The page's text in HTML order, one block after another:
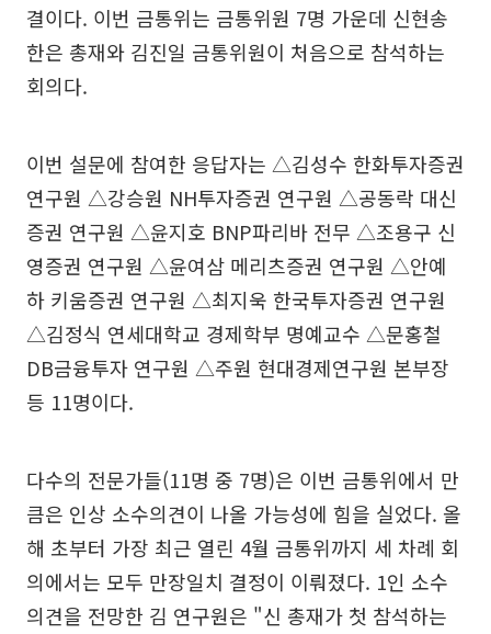
결이다. 이번 금통위는 금통위원 7명 가운데 신현송
한은 총재와 김진일 금통위원이 처음으로 참석하는
회의다.
이번 설문에 참여한 응답자는 △김성수 한화투자증권
연구원 △강승원 NH투자증권 연구원 △공동락 대신
증권 연구원 △윤지호 BNP파리바 전무 △조용구 신
영증권 연구원 △윤여삼 메리츠증권 연구원 △안예
하 키움증권 연구원 △최지욱 한국투자증권 연구원
△김정식 연세대학교 경제학부 명예교수 △문홍철
DB금융투자 연구원 △주원 현대경제연구원 본부장
등 11명이다.
다수의 전문가들(11명 중 7명)은 이번 금통위에서 만
큼은 인상 소수의견이 나올 가능성에 힘을 실었다. 올
해 초부터 가장 최근 열린 4월 금통위까지 세 차례 회
의에서는 모두 만장일치 결정이 이뤄졌다. 1인 소수
의견을 전망한 김 연구원은 "신 총재가 첫 참석하는